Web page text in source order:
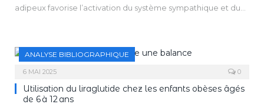
adipeux favorise l’activation du système sympathique et du
aujourd’hui plus fréquente que l’HTA secondaire chez les
enfants de plus de 6 ans. Une croissance rapide précoce est
associée à un surpoids et plus tard à une obésité, ainsi qu’une
HTA à l’âge adulte.
L’approche non-pharmacologique basée sur des
ANALYSE BIBLIOGRAPHIQUE
6 MAI 2025 0
Utilisation du liraglutide chez les enfants obèses âgés
de 6 à 12 ans